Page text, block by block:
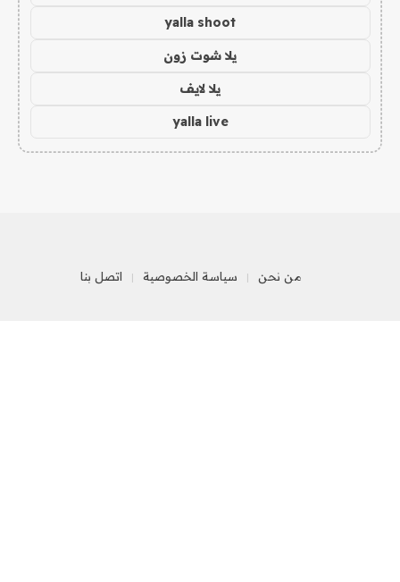
yalla shoot
يلا شوت زون
يلا لايف
yalla live
من نحن سياسة الخصوصية اتصل بنا